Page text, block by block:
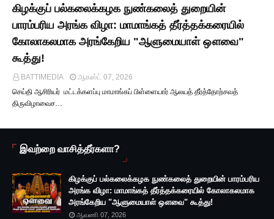
கிழக்குப் பல்கலைக்கழக நுண்கலைத் துறையின்
பாரம்பரிய அரங்க விழா: மாமாங்கத் தீர்த்தக்கரையில்
கோலாகலமாக அரங்கேறிய "ஆளுமையாள் ஔவை"
கூத்து!
BATTIMEDIA
ஆகஸ்ட் 07, 2026
செய்தி ஆசிரியர் மட்டக்களப்பு மாமாங்கப் பிள்ளையார் ஆலயத் தீர்த்தோற்சவத்
திருவிழாவைச…
இவற்றை வாசித்தீர்களா?
கிழக்குப் பல்கலைக்கழக நுண்கலைத் துறையின் பாரம்பரிய
அரங்க விழா: மாமாங்கத் தீர்த்தக்கரையில் கோலாகலமாக
அரங்கேறிய "ஆளுமையாள் ஔவை" கூத்து!
ஆவணி 07, 2026